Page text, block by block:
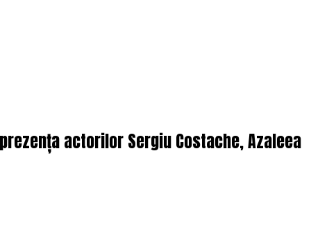
actorilor Sergiu Costache, Azaleea